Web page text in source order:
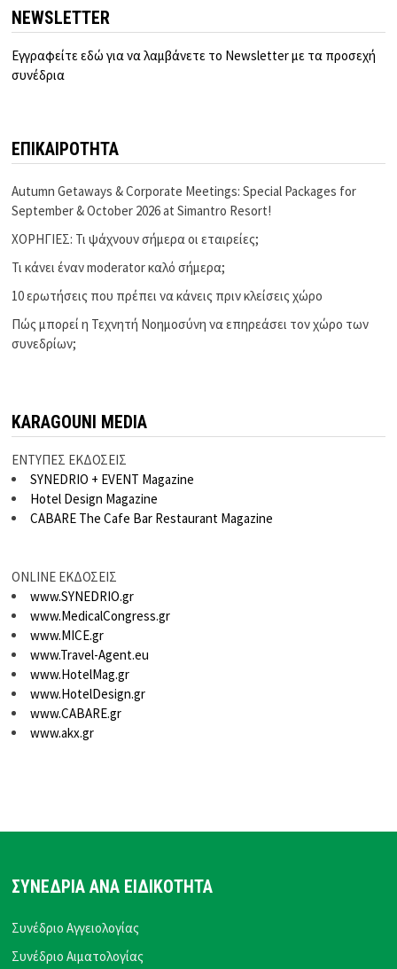
NEWSLETTER
Εγγραφείτε εδώ για να λαμβάνετε το Newsletter με τα προσεχή
συνέδρια
ΕΠΙΚΑΙΡΟΤΗΤΑ
Autumn Getaways & Corporate Meetings: Special Packages for
September & October 2026 at Simantro Resort!
ΧΟΡΗΓΙΕΣ: Τι ψάχνουν σήμερα οι εταιρείες;
Τι κάνει έναν moderator καλό σήμερα;
10 ερωτήσεις που πρέπει να κάνεις πριν κλείσεις χώρο
Πώς μπορεί η Τεχνητή Νοημοσύνη να επηρεάσει τον χώρο των
συνεδρίων;
KARAGOUNI MEDIA
ΕΝΤΥΠΕΣ ΕΚΔΟΣΕΙΣ
SYNEDRIO + EVENT Magazine
Hotel Design Magazine
CABARE The Cafe Bar Restaurant Magazine
ONLINE ΕΚΔΟΣΕΙΣ
www.SYNEDRIO.gr
www.MedicalCongress.gr
www.MICE.gr
www.Travel-Agent.eu
www.HotelMag.gr
www.HotelDesign.gr
www.CABARE.gr
www.akx.gr
ΣΥΝΕΔΡΙΑ ΑΝΑ ΕΙΔΙΚΟΤΗΤΑ
Συνέδριο Αγγειολογίας
Συνέδριο Αιματολογίας